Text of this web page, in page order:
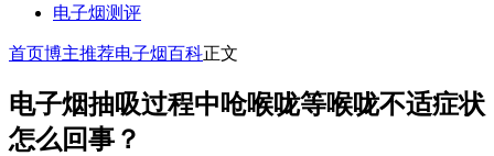
电子烟测评
首页博主推荐电子烟百科正文
电子烟抽吸过程中呛喉咙等喉咙不适症状
怎么回事？